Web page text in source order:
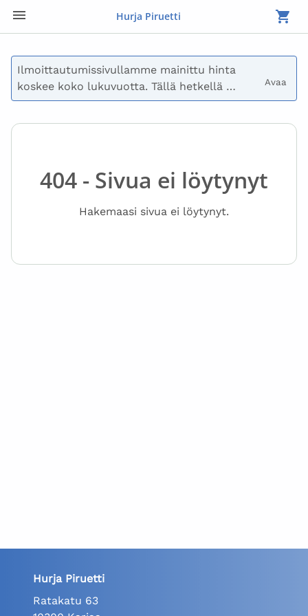
Hurja Piruetti
Ilmoittautumissivullamme mainittu hinta
koskee koko lukuvuotta. Tällä hetkellä
maksetaan vain syyslukukauden maksu.
lähetämme sinulle laskun. Lasku voidaan
myös jakaa useisiin eriin. Ota yhteyttä
sinulla on kysymyksiä maksusta.
Avaa
404 - Sivua ei löytynyt
Hakemaasi sivua ei löytynyt.
Hurja Piruetti
Ratakatu 63